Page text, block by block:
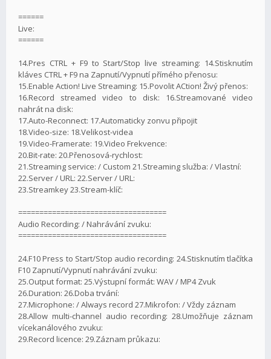
======
Live:
======
14.Pres CTRL + F9 to Start/Stop live streaming: 14.Stisknutím
kláves CTRL + F9 na Zapnutí/Vypnutí přímého přenosu:
15.Enable Action! Live Streaming: 15.Povolit ACtion! Živý přenos:
16.Record streamed video to disk: 16.Streamované video
nahrát na disk:
17.Auto-Reconnect: 17.Automaticky zonvu připojit
18.Video-size: 18.Velikost-videa
19.Video-Framerate: 19.Video Frekvence:
20.Bit-rate: 20.Přenosová-rychlost:
21.Streaming service: / Custom 21.Streaming služba: / Vlastní:
22.Server / URL: 22.Server / URL:
23.Streamkey 23.Stream-klíč:
===================================
Audio Recording: / Nahrávání zvuku:
===================================
24.F10 Press to Start/Stop audio recording: 24.Stisknutím tlačítka
F10 Zapnutí/Vypnutí nahrávání zvuku:
25.Output format: 25.Výstupní formát: WAV / MP4 Zvuk
26.Duration: 26.Doba trvání:
27.Microphone: / Always record 27.Mikrofon: / Vždy záznam
28.Allow multi-channel audio recording: 28.Umožňuje záznam
vícekanálového zvuku:
29.Record licence: 29.Záznam průkazu: